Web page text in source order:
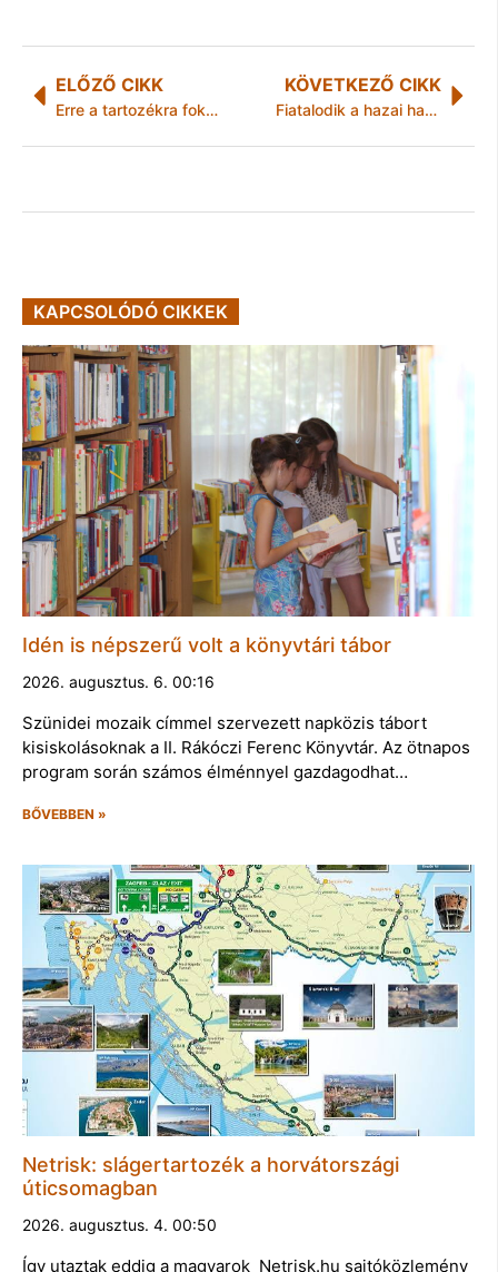
ELŐZŐ CIKK
Erre a tartozékra fokozott figyelmet fordíts porszívózásnál
KÖVETKEZŐ CIKK
Fiatalodik a hazai használtautó-kínálat, nő az elektromos és hibrid modellek aránya a piacon – megjelent az októberi KSH – Használtautó.hu statisztika
KAPCSOLÓDÓ CIKKEK
Idén is népszerű volt a könyvtári tábor
2026. augusztus. 6. 00:16
Szünidei mozaik címmel szervezett napközis tábort
kisiskolásoknak a II. Rákóczi Ferenc Könyvtár. Az ötnapos
program során számos élménnyel gazdagodhat…
BŐVEBBEN »
Netrisk: slágertartozék a horvátországi
úticsomagban
2026. augusztus. 4. 00:50
Így utaztak eddig a magyarok Netrisk.hu sajtóközlemény